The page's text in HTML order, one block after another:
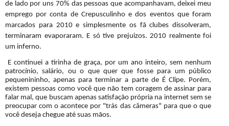
de lado por uns 70% das pessoas que acompanhavam, deixei meu
emprego por conta de Crepusculinho e dos eventos que foram
marcados para 2010 e simplesmente os fã clubes dissolveram,
terminaram evaporaram. E só tive prejuizos. 2010 realmente foi
um inferno.
E continuei a tirinha de graça, por um ano inteiro, sem nenhum
patrocínio, salário, ou o que quer que fosse para um público
pequenininho, apenas para terminar a parte de É Clipe. Porém,
existem pessoas como você que não tem coragem de assinar para
falar mal, que buscam apenas satisfação própria na internet sem se
preocupar com o acontece por "trás das câmeras" para que o que
você deseja chegue até suas mãos.